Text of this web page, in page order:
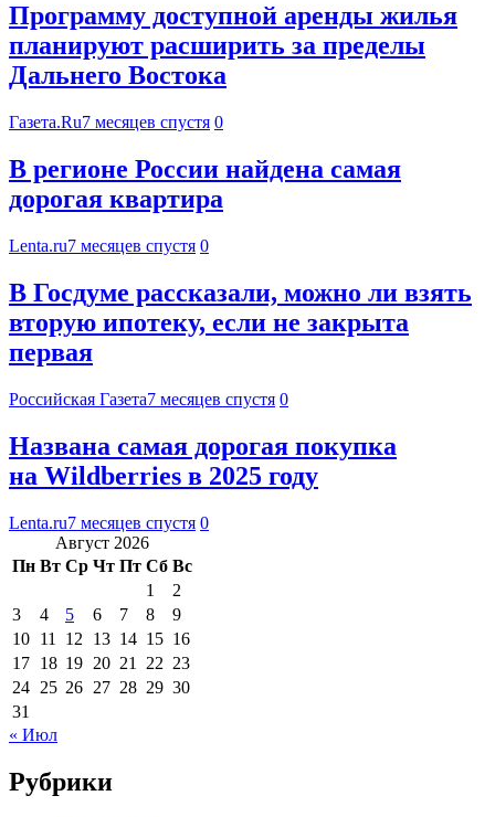
Программу доступной аренды жилья
планируют расширить за пределы
Дальнего Востока
Газета.Ru7 месяцев спустя 0
В регионе России найдена самая
дорогая квартира
Lenta.ru7 месяцев спустя 0
В Госдуме рассказали, можно ли взять
вторую ипотеку, если не закрыта
первая
Российская Газета7 месяцев спустя 0
Названа самая дорогая покупка
на Wildberries в 2025 году
Lenta.ru7 месяцев спустя 0
Август 2026
Пн Вт Ср Чт Пт Сб Вс
1
2
3
4 5 6 7 8
9
10 11 12 13 14 15 16
17 18 19 20 21 22 23
24 25 26 27 28 29 30
31
« Июл
Рубрики